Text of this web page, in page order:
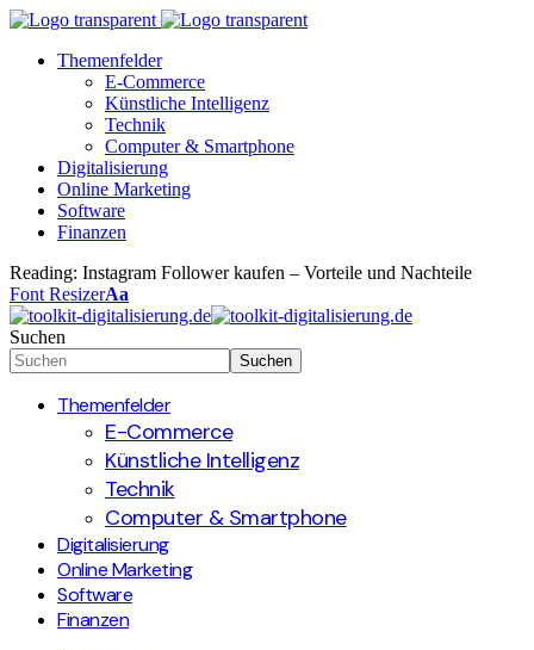
Themenfelder
E-Commerce
Künstliche Intelligenz
Technik
Computer & Smartphone
Digitalisierung
Online Marketing
Software
Finanzen
Reading: Instagram Follower kaufen – Vorteile und Nachteile
Font ResizerAa
Suchen
Themenfelder
E-Commerce
Künstliche Intelligenz
Technik
Computer & Smartphone
Digitalisierung
Online Marketing
Software
Finanzen